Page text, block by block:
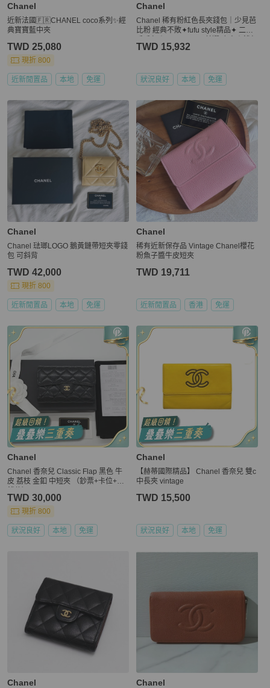
Chanel
近新法國🇫🇷CHANEL coco系列✨經
典寶寶藍中夾
TWD 25,080
現折 800
近新閒置品 本地 免運
Chanel
Chanel 稀有粉紅色長夾錢包｜少見芭
比粉 經典不敗✦fufu style精品✦ 二手
｜長夾
TWD 15,932
狀況良好 本地 免運
Chanel
Chanel 琺瑯LOGO 鵝黃鏈帶短夾零錢
包 可斜背
TWD 42,000
現折 800
近新閒置品 本地 免運
Chanel
稀有近新保存品 Vintage Chanel櫻花
粉魚子醬牛皮短夾
TWD 19,711
近新閒置品 香港 免運
Chanel
Chanel 香奈兒 Classic Flap 黑色 牛
皮 荔枝 金釦 中短夾 （鈔票+卡位+零
TWD 30,000
現折 800
狀況良好 本地 免運
Chanel
【赫蒂國際精品】 Chanel 香奈兒 雙c
中長夾 vintage
TWD 15,500
狀況良好 本地 免運
Chanel Chanel